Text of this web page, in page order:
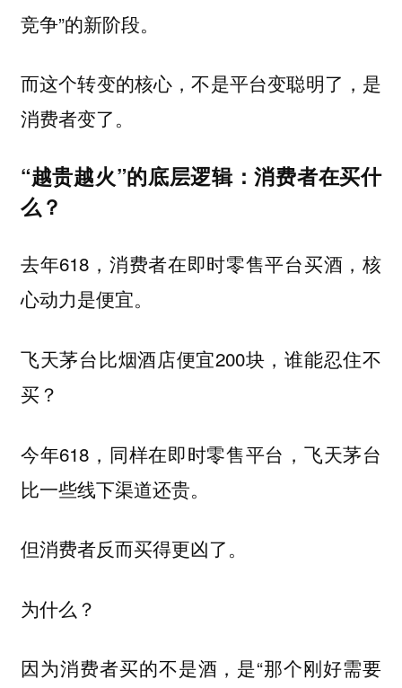
竞争”的新阶段。
而这个转变的核心，不是平台变聪明了，是
消费者变了。
“越贵越火”的底层逻辑：消费者在买什
么？
去年618，消费者在即时零售平台买酒，核
心动力是便宜。
飞天茅台比烟酒店便宜200块，谁能忍住不
买？
今年618，同样在即时零售平台，飞天茅台
比一些线下渠道还贵。
但消费者反而买得更凶了。
为什么？
因为消费者买的不是酒，是“那个刚好需要